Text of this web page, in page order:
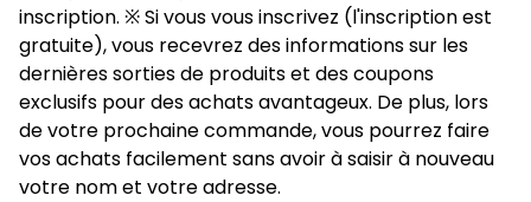
inscription. ※ Si vous vous inscrivez (l'inscription est
gratuite), vous recevrez des informations sur les
dernières sorties de produits et des coupons
exclusifs pour des achats avantageux. De plus, lors
de votre prochaine commande, vous pourrez faire
vos achats facilement sans avoir à saisir à nouveau
votre nom et votre adresse.